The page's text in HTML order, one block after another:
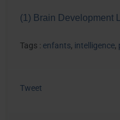
(1) Brain Development
Tags : enfants, intelligence,
Tweet